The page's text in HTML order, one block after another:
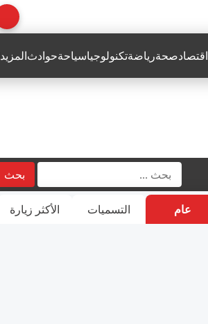
اقتصادصحةرياضةتكنولوجياسياحةحوادثالمزيد
بحث
عام التسميات الأكثر زيارة